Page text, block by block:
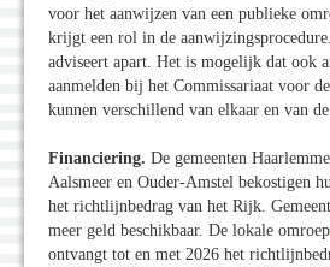
voor het aanwijzen van een publieke
krijgt een rol in de
adviseert apart. Het is mogelijk dat ook
aanmelden bij het Commissariaat voor
kunnen verschillend van elkaar en van
Financiering. De gemeenten
Aalsmeer en Ouder-Amstel bekostigen
het richtlijnbedrag van het Rijk.
meer geld beschikbaar. De lokale omroep
ontvangt tot en met 2026 het